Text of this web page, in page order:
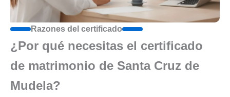
Razones del certificado
¿Por qué necesitas el certificado
de matrimonio de Santa Cruz de
Mudela?